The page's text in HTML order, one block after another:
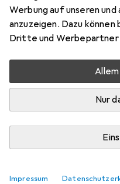
Werbung auf unseren
anzuzeigen. Dazu
Dritte und
Nur
Impressum
Bewertungen
Zwischen Fr, 21.8.
Mehr als 10 Stück
Benachrichtigen,
Lieferort angeben